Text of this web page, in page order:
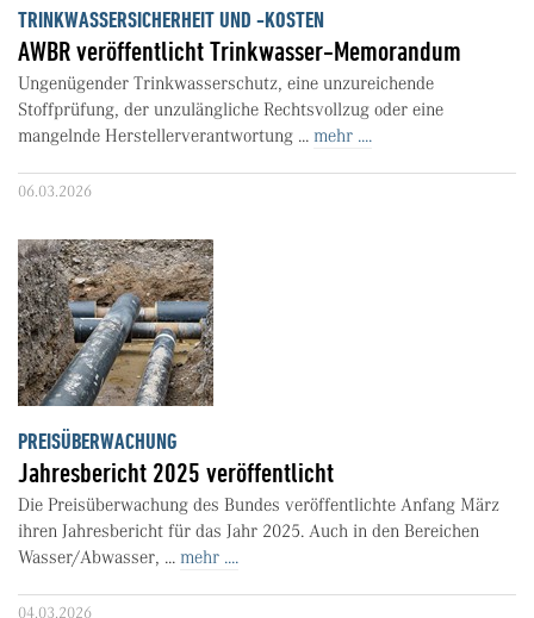
TRINKWASSERSICHERHEIT UND -KOSTEN
AWBR veröffentlicht Trinkwasser-Memorandum
Ungenügender Trinkwasserschutz, eine unzureichende
Stoffprüfung, der unzulängliche Rechtsvollzug oder eine
mangelnde Herstellerverantwortung ... mehr ....
06.03.2026
PREISÜBERWACHUNG
Jahresbericht 2025 veröffentlicht
Die Preisüberwachung des Bundes veröffentlichte Anfang März
ihren Jahresbericht für das Jahr 2025. Auch in den Bereichen
Wasser/Abwasser, ... mehr ....
04.03.2026